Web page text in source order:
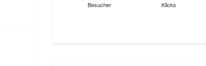
Besucher Klicks